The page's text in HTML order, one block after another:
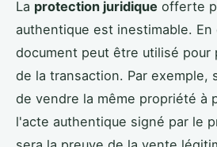
La protection juridique offerte
authentique est inestimable.
document peut être utilisé pour
de la transaction. Par exemple,
de vendre la même propriété à
l'acte authentique signé par le